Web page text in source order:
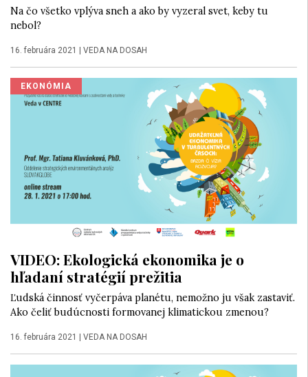
Na čo všetko vplýva sneh a ako by vyzeral svet, keby tu
nebol?
16. februára 2021 | VEDA NA DOSAH
EKONÓMIA
VIDEO: Ekologická ekonomika je o
hľadaní stratégií prežitia
Ľudská činnosť vyčerpáva planétu, nemožno ju však zastaviť.
Ako čeliť budúcnosti formovanej klimatickou zmenou?
16. februára 2021 VEDA NA DOSAH